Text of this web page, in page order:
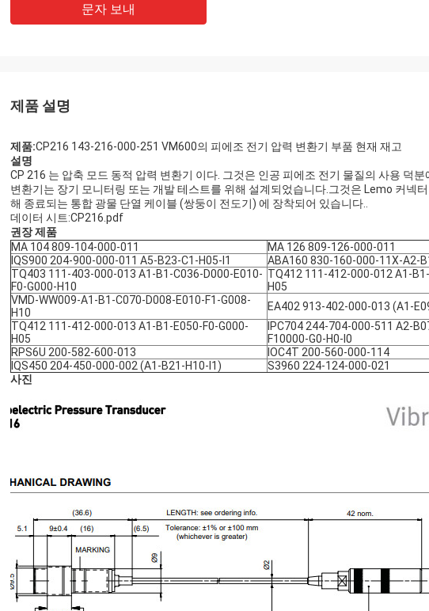
수 있는 파트너입니다, 우리는 그로부터 상품
을 수입합니다. 좋은 품질의 제품과 적절한
문자 보내
제품 설명
제품:CP216 143-216-000-251 VM600의 피에조 전기 압력 변환기 부품 현재 재고
설명
CP 216 는 압축 모드 동적 압력 변환기 이다. 그것은 인공 피에조 전기 물질의 사용 덕분
변환기는 장기 모니터링 또는 개발 테스트를 위해 설계되었습니다.그것은 Lemo 커넥
해 종료되는 통합 광물 단열 케이블 (쌍둥이 전도기) 에 장착되어 있습니다..
데이터 시트:CP216.pdf
권장 제품
MA 104 809-104-000-011
MA 126 809-126-000-011
IQS900 204-900-000-011 A5-B23-C1-H05-I1
ABA160 830-160-000-11X-A2-
TQ403 111-403-000-013 A1-B1-C036-D000-E010-
F0-G000-H10
TQ412 111-412-000-012 A1-
H05
VMD-WW009-A1-B1-C070-D008-E010-F1-G008-
H10
EA402 913-402-000-013 (A1-
TQ412 111-412-000-013 A1-B1-E050-F0-G000-
H05
IPC704 244-704-000-511 A2-
F10000-G0-H0-I0
RPS6U 200-582-600-013
IOC4T 200-560-000-114
IQS450 204-450-000-002 (A1-B21-H10-I1)
S3960 224-124-000-021
사진